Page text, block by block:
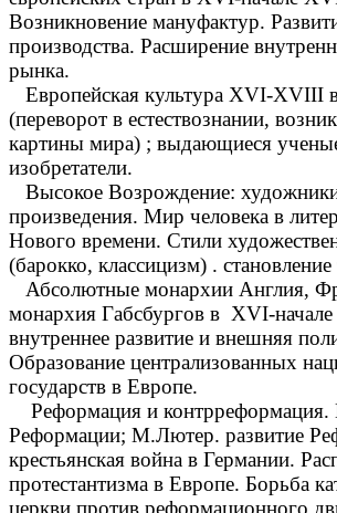
Возникновение мануфактур.
производства. Расширение
рынка.
Европейская культура XVI-XVIII
(переворот в естествознании,
картины мира) ; выдающиеся
изобретатели.
Высокое Возрождение:
произведения. Мир человека в
Нового времени. Стили
(барокко, классицизм) . становление
Абсолютные монархии Англия,
монархия Габсбургов в XVI-
внутреннее развитие и внешняя
Образование централизованных
государств в Европе.
Реформация и контрреформация.
Реформации; М.Лютер. развитие
крестьянская война в Германии.
протестантизма в Европе. Борьба
церкви против реформационного